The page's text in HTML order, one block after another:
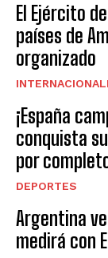
El Ejército
países de
organizado
¡España
conquista
por
DEPORTES
Argentina
medirá con